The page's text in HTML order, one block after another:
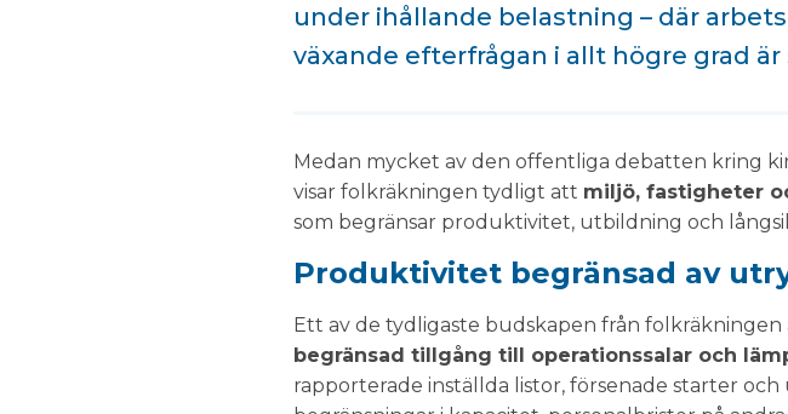
under ihållande belastning – där
växande efterfrågan i allt högre grad
Medan mycket av den offentliga debatten kring
visar folkräkningen tydligt att miljö, fastigheter
som begränsar produktivitet, utbildning och
Produktivitet begränsad av
Ett av de tydligaste budskapen från
begränsad tillgång till operationssalar och
rapporterade inställda listor, försenade starter